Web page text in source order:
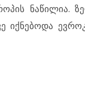
ნაწილია.
იქნებოდა